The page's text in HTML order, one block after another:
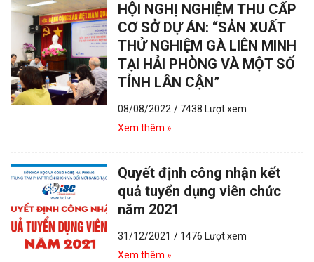
HỘI NGHỊ NGHIỆM THU CẤP
CƠ SỞ DỰ ÁN: “SẢN XUẤT
THỬ NGHIỆM GÀ LIÊN MINH
TẠI HẢI PHÒNG VÀ MỘT SỐ
TỈNH LÂN CẬN”
08/08/2022 / 7438 Lượt xem
Xem thêm »
Quyết định công nhận kết
quả tuyển dụng viên chức
năm 2021
31/12/2021 / 1476 Lượt xem
Xem thêm »